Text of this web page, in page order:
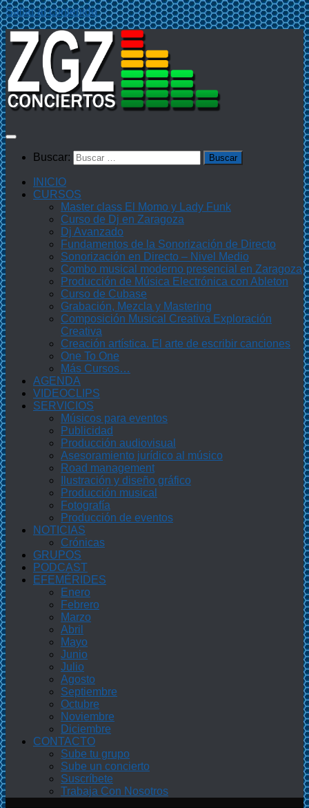
Saltar al contenido
Buscar:
INICIO
CURSOS
Master class El Momo y Lady Funk
Curso de Dj en Zaragoza
Dj Avanzado
Fundamentos de la Sonorización de Directo
Sonorización en Directo – Nivel Medio
Combo musical moderno presencial en Zaragoza
Producción de Música Electrónica con Ableton
Curso de Cubase
Grabación, Mezcla y Mastering
Composición Musical Creativa Exploración
Creativa
Creación artística. El arte de escribir canciones
One To One
Más Cursos…
AGENDA
VIDEOCLIPS
SERVICIOS
Músicos para eventos
Publicidad
Producción audiovisual
Asesoramiento jurídico al músico
Road management
Ilustración y diseño gráfico
Producción musical
Fotografía
Producción de eventos
NOTICIAS
Crónicas
GRUPOS
PODCAST
EFEMÉRIDES
Enero
Febrero
Marzo
Abril
Mayo
Junio
Julio
Agosto
Septiembre
Octubre
Noviembre
Diciembre
CONTACTO
Sube tu grupo
Sube un concierto
Suscríbete
Trabaja Con Nosotros